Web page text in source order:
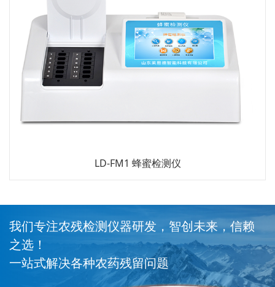
LD-FM1 蜂蜜检测仪
我们专注农残检测仪器研发，智创未来，信赖
之选！
一站式解决各种农药残留问题